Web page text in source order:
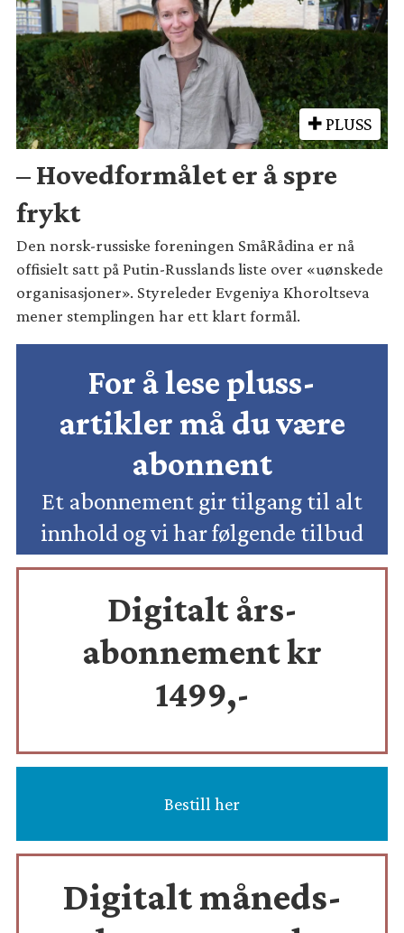
PLUSS
– Hovedformålet er å spre
frykt
Den norsk-russiske foreningen SmåRådina er nå
offisielt satt på Putin-Russlands liste over «uønskede
organisasjoner». Styreleder Evgeniya Khoroltseva
mener stemplingen har ett klart formål.
For å lese pluss-
artikler må du være
abonnent
Et abonnement gir tilgang til alt
innhold og vi har følgende tilbud
Digitalt års-
abonnement kr
1499,-
Bestill her
Digitalt måneds-